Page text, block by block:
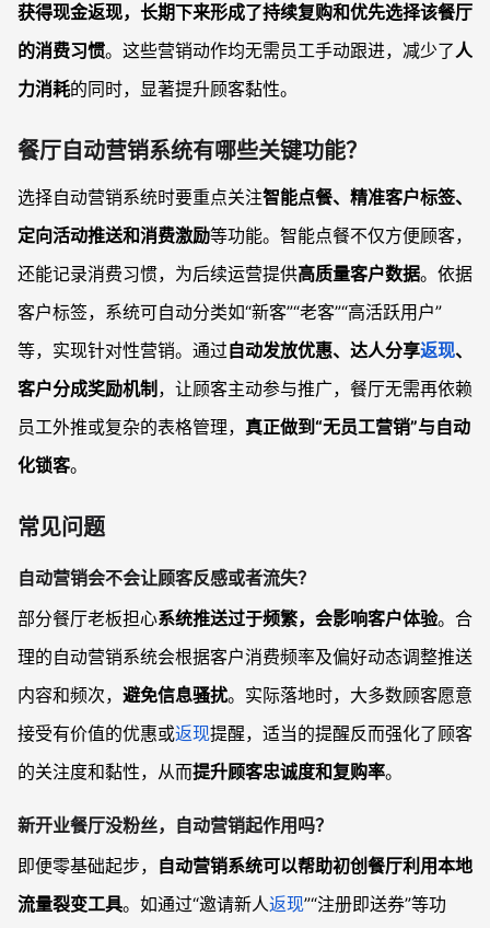
获得现金返现，长期下来形成了持续复购和优先选择该餐厅
的消费习惯。这些营销动作均无需员工手动跟进，减少了人
力消耗的同时，显著提升顾客黏性。
餐厅自动营销系统有哪些关键功能？
选择自动营销系统时要重点关注智能点餐、精准客户标签、
定向活动推送和消费激励等功能。智能点餐不仅方便顾客，
还能记录消费习惯，为后续运营提供高质量客户数据。依据
客户标签，系统可自动分类如“新客”“老客”“高活跃用户”
等，实现针对性营销。通过自动发放优惠、达人分享返现、
客户分成奖励机制 ，让顾客主动参与推广，餐厅无需再依赖
员工外推或复杂的表格管理， 真正做到“无员工营销”与自动
化锁客。
常见问题
自动营销会不会让顾客反感或者流失？
部分餐厅老板担心系统推送过于频繁，会影响客户体验。合
理的自动营销系统会根据客户消费频率及偏好动态调整推送
内容和频次， 避免信息骚扰。实际落地时，大多数顾客愿意
接受有价值的优惠或返现提醒，适当的提醒反而强化了顾客
的关注度和黏性，从而提升顾客忠诚度和复购率。
新开业餐厅没粉丝，自动营销起作用吗？
即便零基础起步， 自动营销系统可以帮助初创餐厅利用本地
流量裂变工具。如通过“邀请新人返现”“注册即送券”等功